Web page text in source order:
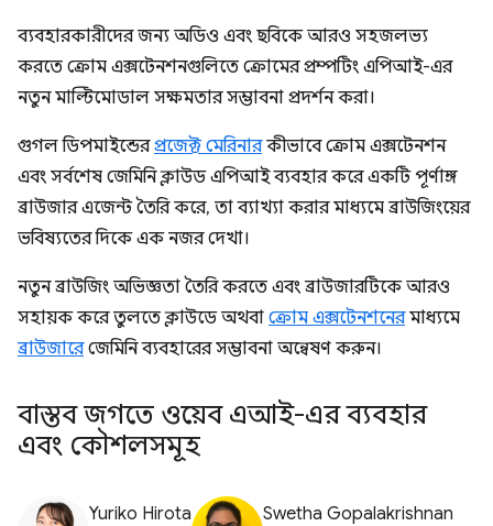
ব্যবহারকারীদের জন্য অডিও এবং ছবিকে আরও সহজলভ্য
করতে ক্রোম এক্সটেনশনগুলিতে ক্রোমের প্রম্পটিং এপিআই-এর
নতুন মাল্টিমোডাল সক্ষমতার সম্ভাবনা প্রদর্শন করা।
গুগল ডিপমাইন্ডেরপ্রজেক্ট মেরিনারকীভাবে ক্রোম এক্সটেনশন
এবং সর্বশেষ জেমিনি ক্লাউড এপিআই ব্যবহার করে একটি পূর্ণাঙ্গ
ব্রাউজার এজেন্ট তৈরি করে, তা ব্যাখ্যা করার মাধ্যমে ব্রাউজিংয়ের
ভবিষ্যতের দিকে এক নজর দেখা।
নতুন ব্রাউজিং অভিজ্ঞতা তৈরি করতে এবং ব্রাউজারটিকে আরও
সহায়ক করে তুলতে ক্লাউডে অথবা ক্রোম এক্সটেনশনেরমাধ্যমে
ব্রাউজারেজেমিনি ব্যবহারের সম্ভাবনা অন্বেষণ করুন।
বাস্তব জগতে ওয়েব এআই-এর ব্যবহার
এবং কৌশলসমূহ
Yuriko Hirota Swetha Gopalakrishnan